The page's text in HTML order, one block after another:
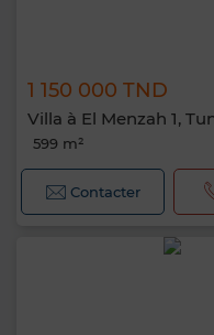
1 150 000 TND
Villa à El Menzah 1,
599 m²
Contacter